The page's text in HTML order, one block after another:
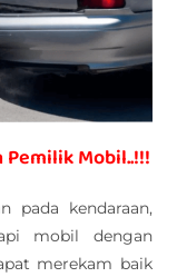
Pemilik Mobil..!!!
pada kendaraan,
mobil dengan
merekam baik